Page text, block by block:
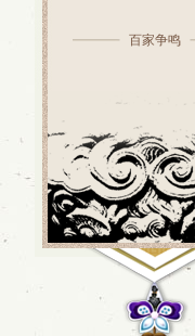
百家争鸣